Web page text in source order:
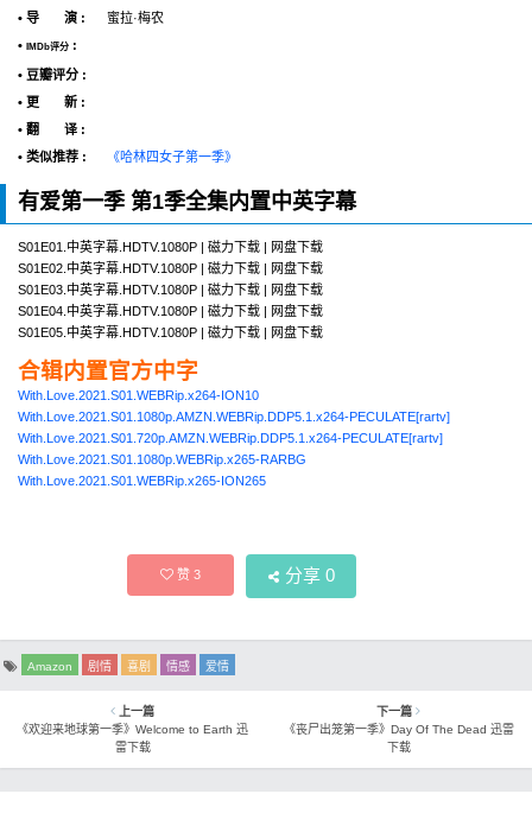
• 导 演 :
蜜拉·梅农
•
IMDb评分 :
• 豆瓣评分 :
• 更 新 :
• 翻 译 :
• 类似推荐 :
《哈林四女子第一季》
有爱第一季 第1季全集内置中英字幕
S01E01.中英字幕.HDTV.1080P | 磁力下载 | 网盘下载
S01E02.中英字幕.HDTV.1080P | 磁力下载 | 网盘下载
S01E03.中英字幕.HDTV.1080P | 磁力下载 | 网盘下载
S01E04.中英字幕.HDTV.1080P | 磁力下载 | 网盘下载
S01E05.中英字幕.HDTV.1080P | 磁力下载 | 网盘下载
合辑内置官方中字
With.Love.2021.S01.WEBRip.x264-ION10
With.Love.2021.S01.1080p.AMZN.WEBRip.DDP5.1.x264-PECULATE[rartv]
With.Love.2021.S01.720p.AMZN.WEBRip.DDP5.1.x264-PECULATE[rartv]
With.Love.2021.S01.1080p.WEBRip.x265-RARBG
With.Love.2021.S01.WEBRip.x265-ION265
赞3 分享 0
Amazon 剧情 喜剧 情感 爱情
上一篇
《欢迎来地球第一季》Welcome to Earth 迅
雷下载
下一篇
《丧尸出笼第一季》Day Of The Dead 迅雷
下载